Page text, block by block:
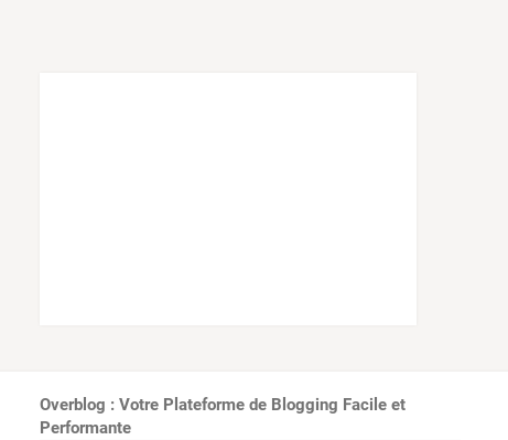
Overblog : Votre Plateforme de Blogging Facile et
Performante